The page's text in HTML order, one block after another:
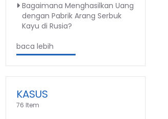
Bagaimana Menghasilkan Uang
dengan Pabrik Arang Serbuk
Kayu di Rusia?
baca lebih
KASUS
76 Item